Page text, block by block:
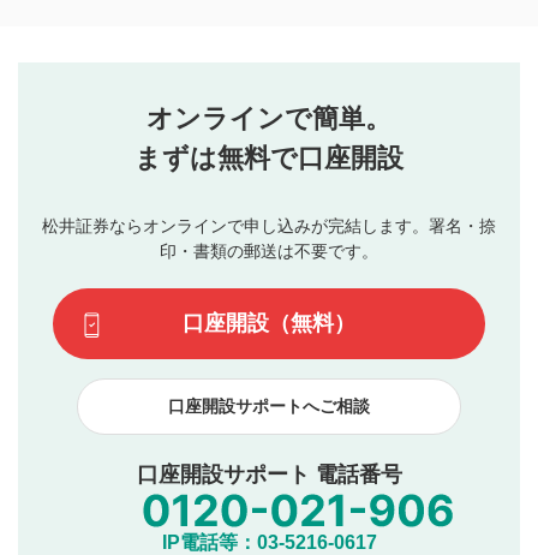
投稿するボタン
星で評価をすると投稿できます。（お名前とコメント
動画の評価
です）
行ってください。
当社は、利用者同士、もしくは利用者と第三者間のトラ
ブルによって生じた損害に対して一切の責任を負いませ
評価およびコメントは当社にて審査のうえ、掲載となり
ます。掲載されるまでに日数がかかる場合や掲載されない
てはお答えできません。各動画コンテンツへの掲載をもっ
て結果のご連絡といたします。ご了承ください。
下記の項目に該当すると判断された投稿内容は、掲載を
見合わせる場合がございます。
本動画コンテンツとは無関係の内容の投稿
他者への誹謗中傷や差別的表現投稿
公序良俗に反する内容の投稿
氏名、住所、電話番号など個人を特定できる情報の
他のサイトへの誘導や営利目的、広告・宣伝を目
オンラインで簡単。
まずは無料で口座開設
松井証券ならオンラインで申し込みが完結します。署名・捺
印・書類の郵送は不要です。
口座開設（無料）
口座開設サポートへご相談
口座開設サポート 電話番号
IP電話等：03-5216-0617